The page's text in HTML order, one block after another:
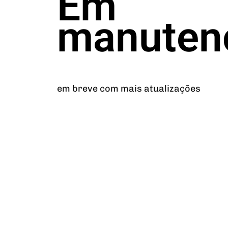
em breve com mais atualizações